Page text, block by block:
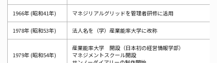
1966年 (昭和41年) マネジリアルグリッドを管理者研修に活用
1978年 (昭和53年) 法人名を（学）産業能率大学に改称
1979年 (昭和54年)
産業能率大学 開設（日本初の経営情報学部）
マネジメントスクール開設